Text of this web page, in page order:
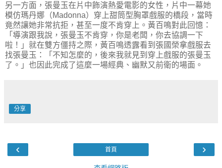
另一方面，張曼玉在片中飾演熱愛電影的女性，片中一幕她
模仿瑪丹娜（Madonna）穿上甜筒型胸罩戲服的橋段，當時
竟然讓她非常抗拒，甚至一度不肯穿上。黃百鳴對此回憶：
「導演跟我說，張曼玉不肯穿，你是老闆，你去協調一下
啦！」就在雙方僵持之際，黃百鳴透露看到張國榮拿戲服去
找張曼玉：「不知怎麼的，後來我就見到穿上戲服的張曼玉
了。」也因此完成了這麼一場經典、幽默又前衛的場面。
分享
‹ ›
首頁